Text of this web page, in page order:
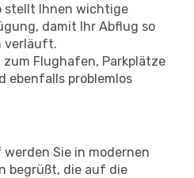
stellt Ihnen wichtige
damit Ihr Abflug so
verläuft.
Flughafen, Parkplätze
ebenfalls problemlos
Sie in modernen
begrüßt, die auf die